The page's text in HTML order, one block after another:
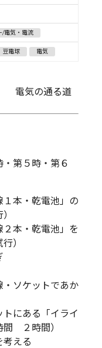
/電気・電流
豆電球 電気
気の通る道
第５時・第６
本・乾電池」の
・乾電池」を
）
ケットであか
「イライ
間 ２時間）
える